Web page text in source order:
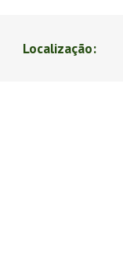
Localização: